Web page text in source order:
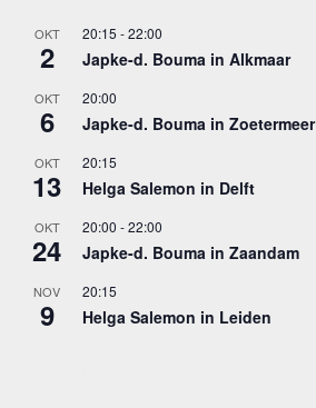
OKT
2
20:15 -22:00
Japke-d. Bouma in Alkmaar
OKT
6
20:00
Japke-d. Bouma in Zoetermeer
OKT
13
20:15
Helga Salemon in Delft
OKT
24
20:00 -22:00
Japke-d. Bouma in Zaandam
NOV
9
20:15
Helga Salemon in Leiden